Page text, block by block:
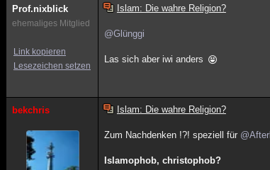
Prof.nixblick
ehemaliges Mitglied
Link kopieren
Lesezeichen setzen
Islam: Die wahre Religion?
@Glünggi
Las sich aber iwi anders
bekchris Islam: Die wahre Religion?
Zum Nachdenken !?! speziell für
Islamophob, christophob?